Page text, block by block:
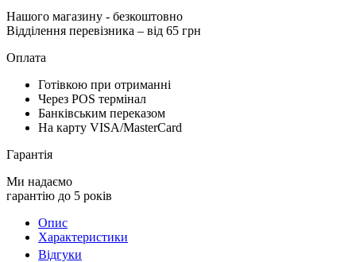
Нашого магазину - безкоштовно
Відділення перевізника – від 65 грн
Оплата
Готівкою при отриманні
Через POS термінал
Банківським переказом
На карту VISA/MasterCard
Гарантія
Ми надаємо
гарантію до 5 років
Опис
Характеристики
Відгуки